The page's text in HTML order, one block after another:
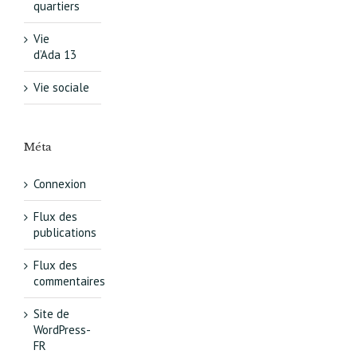
quartiers
Vie
d’Ada 13
Vie sociale
Méta
Connexion
Flux des
publications
Flux des
commentaires
Site de
WordPress-
FR